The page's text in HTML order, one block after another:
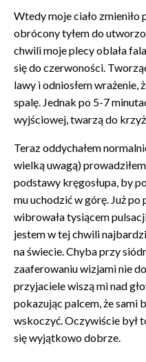
Wtedy moje ciało zmieniło
obrócony tyłem do
chwili moje plecy oblała
się do czerwoności.
lawy i odniosłem wrażenie,
spalę. Jednak po 5-7
wyjściowej, twarzą do
Teraz oddychałem
wielką uwagą)
podstawy kręgosłupa, by
mu uchodzić w górę. Już po
wibrowała tysiącem
jestem w tej chwili
na świecie. Chyba przy
zaaferowaniu wizjami nie
przyjaciele wiszą mi nad
pokazując palcem, że sami
wskoczyć. Oczywiście był
się wyjątkowo dobrze.